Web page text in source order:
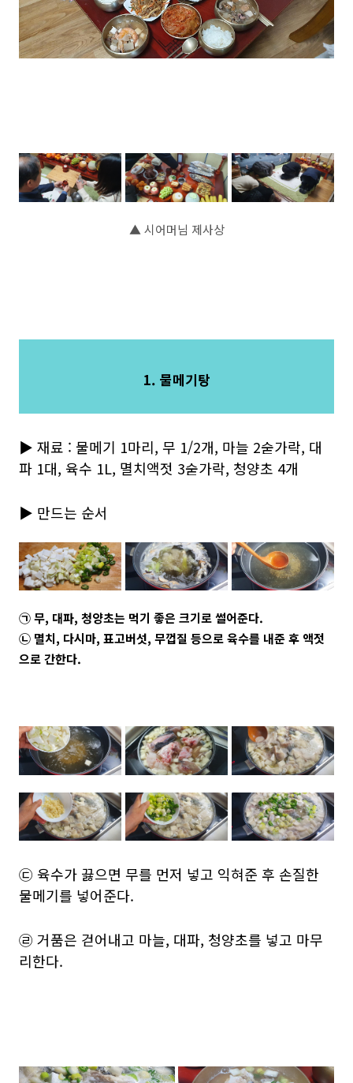
▲ 시어머님 제사상
1. 물메기탕
▶ 재료 : 물메기 1마리, 무 1/2개, 마늘 2숟가락, 대
파 1대, 육수 1L, 멸치액젓 3숟가락, 청양초 4개
▶ 만드는 순서
㉠ 무, 대파, 청양초는 먹기 좋은 크기로 썰어준다.
㉡ 멸치, 다시마, 표고버섯, 무껍질 등으로 육수를 내준 후 액젓
으로 간한다.
㉢ 육수가 끓으면 무를 먼저 넣고 익혀준 후 손질한
물메기를 넣어준다.
㉣ 거품은 걷어내고 마늘, 대파, 청양초를 넣고 마무
리한다.